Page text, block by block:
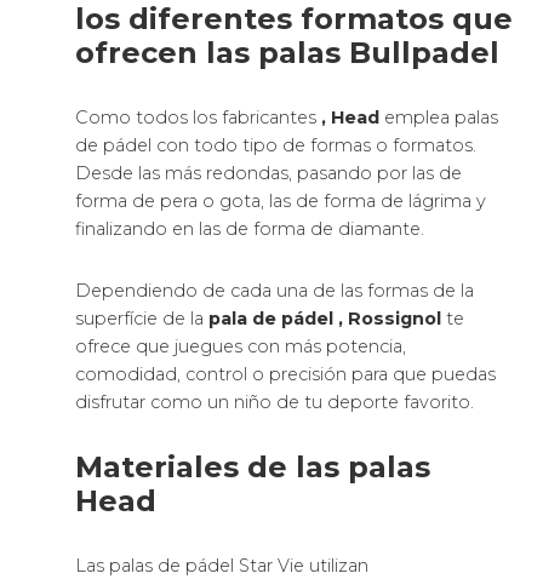
los diferentes formatos que
ofrecen las palas Bullpadel
Como todos los fabricantes , Head emplea palas
de pádel con todo tipo de formas o formatos.
Desde las más redondas, pasando por las de
forma de pera o gota, las de forma de lágrima y
finalizando en las de forma de diamante.
Dependiendo de cada una de las formas de la
superfície de la pala de pádel , Rossignol te
ofrece que juegues con más potencia,
comodidad, control o precisión para que puedas
disfrutar como un niño de tu deporte favorito.
Materiales de las palas
Head
Las palas de pádel Star Vie utilizan